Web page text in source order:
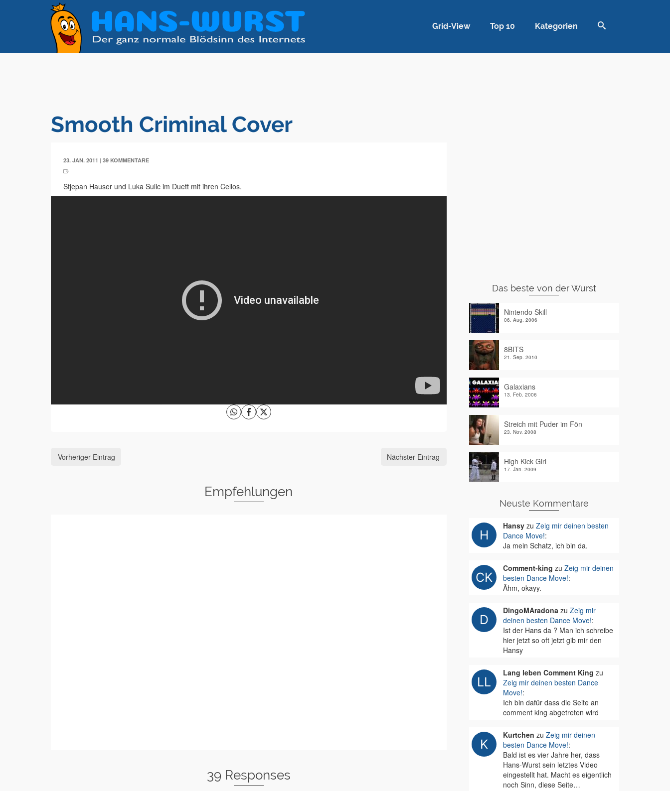
Grid-View Top 10 Kategorien
Smooth Criminal Cover
23. JAN. 2011 | 39 KOMMENTARE
Stjepan Hauser und Luka Sulic im Duett mit ihren Cellos.
Vorheriger Eintrag Nächster Eintrag
Empfehlungen
39 Responses
Das beste von der Wurst
Nintendo Skill
06. Aug. 2006
8BITS
21. Sep. 2010
Galaxians
13. Feb. 2006
Streich mit Puder im Fön
23. Nov. 2008
High Kick Girl
17. Jan. 2009
Neuste Kommentare
Hansyzu Zeig mir deinen besten
Dance Move!:
Ja mein Schatz, ich bin da.
Comment-king zu Zeig mir deinen
besten Dance Move!:
Ähm, okayy.
DingoMAradonazu Zeig mir
deinen besten Dance Move!:
Ist der Hans da ? Man ich schreibe
hier jetzt so oft jetzt gib mir den
Hansy
Lang leben Comment King zu
Zeig mir deinen besten Dance
Move!:
Ich bin dafür dass die Seite an
comment king abgetreten wird
Kurtchen zu Zeig mir deinen
besten Dance Move!:
Bald ist es vier Jahre her, dass
Hans-Wurst sein letztes Video
eingestellt hat. Macht es eigentlich
noch Sinn, diese Seite…